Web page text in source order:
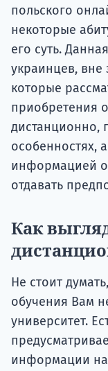
польского
некоторые
его суть.
украинцев, вне
которые
приобретения
дистанционно,
особенностях,
информацией
отдавать
Как
Не стоит
обучения Вам
университет.
информации на